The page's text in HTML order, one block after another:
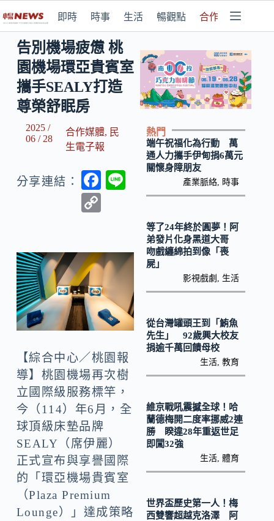
即時 時事 生活 暢觀點 合作媒體
告別機場疲憊 桃
園機場環亞貴賓室
攜手SEALY打造
尊榮舒眠房
2025 /
06 / 28
合作媒體, 民
生電子報
分享連結：
F
o
o
k
y
Li
n
k
【綜合中心／桃園報
導】桃園機場再次樹
立國際級服務標竿，
今（114）年6月，全
球頂級床墊品牌
SEALY（席伊麗）
正式宣布與享譽國際
的「環亞機場貴賓室
（Plaza Premium
Lounge）」達成策略
熱門
端午祝福化為行動 萬
通人力攜手伊甸捐6萬元
關懷身障朋友
產業脈絡 時事
等了24年終於圓夢！阿
弟發片化身黑道大哥
吻戲纏綿拍到像「喪
屍」
影視戲劇 生活
從台灣罐頭王到「鮪魚
先生」 92歲興大校友
捐逾千萬回饋母校
生活 ,教育
維京戰吼震撼全球！哈
蘭德梅開二度率挪威2連
勝 睽違28年重返世足
即闖32強
生活 ,體育
世界盃歷史第一人！梅
西雙響超越克洛澤 阿